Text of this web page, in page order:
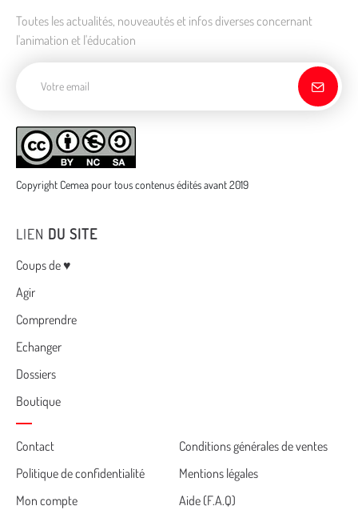
Toutes les actualités, nouveautés et infos diverses concernant
l'animation et l'éducation
Copyright Cemea pour tous contenus édités avant 2019
LIEN DU SITE
Menu
Coups de ♥
Agir
Comprendre
Echanger
Dossiers
Boutique
Cemea
footer
Contact
Conditions générales de ventes
Politique de confidentialité
Mentions légales
Mon compte
Aide (F.A.Q)